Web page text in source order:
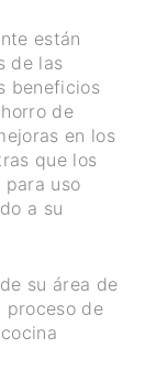
están
de las
beneficios
de
en los
que los
para uso
a su
su área de
proceso de